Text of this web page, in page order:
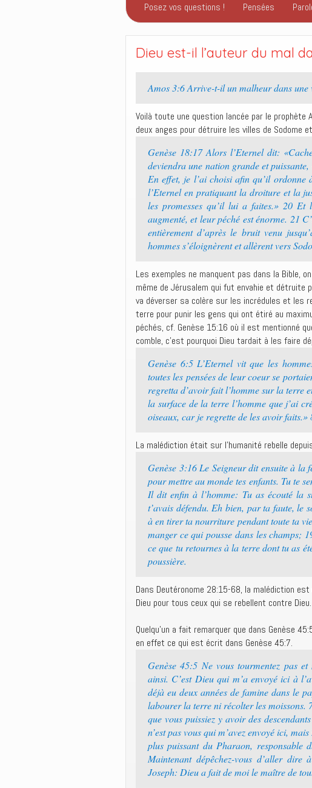
Posez vos questions ! Pensées
Dieu est-il l’auteur du mal
Amos 3:6 Arrive-t-il un malheur dans une
Voilà toute une question lancée par le prophète
deux anges pour détruire les villes de Sodome
Genèse 18:17 Alors l’Eternel dit:
deviendra une nation grande et
En effet, je l’ai choisi afin qu’il
l’Eternel en pratiquant la droiture et la
les promesses qu’il lui a faites.» 20
augmenté, et leur péché est énorme. 21
entièrement d’après le bruit venu
hommes s’éloignèrent et allèrent vers
Les exemples ne manquent pas dans la Bible,
même de Jérusalem qui fut envahie et détruite
va déverser sa colère sur les incrédules et les
terre pour punir les gens qui ont étiré au
péchés, cf. Genèse 15:16 où il est mentionné
comble, c’est pourquoi Dieu tardait à les faire
Genèse 6:5 L’Eternel vit que les
toutes les pensées de leur coeur se
regretta d’avoir fait l’homme sur la terre
la surface de la terre l’homme que j’ai
oiseaux, car je regrette de les avoir
La malédiction était sur l’humanité rebelle
Genèse 3:16 Le Seigneur dit ensuite à la
pour mettre au monde tes enfants. Tu te
Il dit enfin à l’homme: Tu as écouté la
t’avais défendu. Eh bien, par ta faute, le
à en tirer ta nourriture pendant toute ta
manger ce qui pousse dans les champs;
ce que tu retournes à la terre dont tu as
poussière.
Dans Deutéronome 28:15-68, la malédiction
Dieu pour tous ceux qui se rebellent contre Dieu.
Quelqu’un a fait remarquer que dans Genèse
en effet ce qui est écrit dans Genèse 45:7.
Genèse 45:5 Ne vous tourmentez pas
ainsi. C’est Dieu qui m’a envoyé ici à
déjà eu deux années de famine dans le
labourer la terre ni récolter les moissons.
que vous puissiez y avoir des
n’est pas vous qui m’avez envoyé ici,
plus puissant du Pharaon, responsable
Maintenant dépêchez-vous d’aller
Joseph: Dieu a fait de moi le maître de